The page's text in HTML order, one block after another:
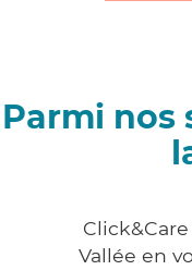
Parmi nos
Vallée en